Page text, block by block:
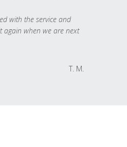
with the service and
again when we are next
T. M.